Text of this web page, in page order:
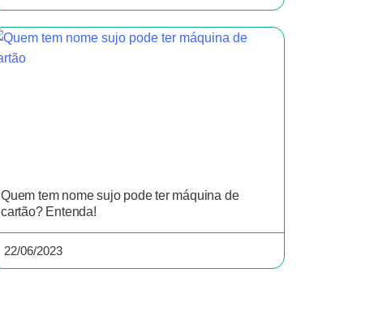
Quem tem nome sujo pode ter máquina de
cartão? Entenda!
22/06/2023